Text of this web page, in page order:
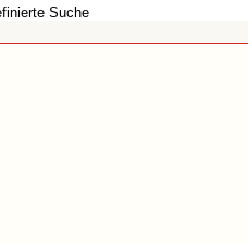
Suche